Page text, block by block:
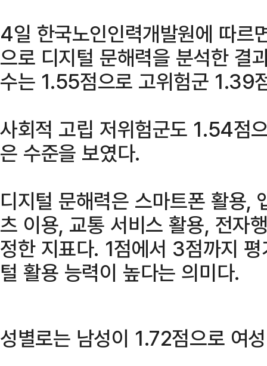
4일 한국노인인력개발원에 따르
으로 디지털 문해력을 분석한 결
수는 1.55점으로 고위험군 1.39
사회적 고립 저위험군도 1.54점
은 수준을 보였다.
디지털 문해력은 스마트폰 활용,
츠 이용, 교통 서비스 활용, 전자
정한 지표다. 1점에서 3점까지
털 활용 능력이 높다는 의미다.
성별로는 남성이 1.72점으로 여